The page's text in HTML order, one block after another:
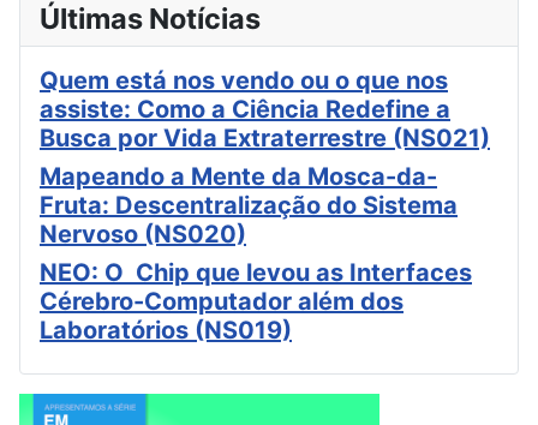
Últimas Notícias
Quem está nos vendo ou o que nos
assiste: Como a Ciência Redefine a
Busca por Vida Extraterrestre (NS021)
Mapeando a Mente da Mosca-da-
Fruta: Descentralização do Sistema
Nervoso (NS020)
NEO: O Chip que levou as Interfaces
Cérebro-Computador além dos
Laboratórios (NS019)